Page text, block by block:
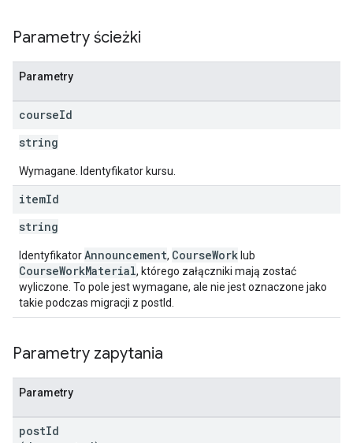
Parametry ścieżki
Parametry
courseId
string
Wymagane. Identyfikator kursu.
itemId
string
IdentyfikatorAnnouncement, CourseWork lub
CourseWorkMaterial, którego załączniki mają zostać
wyliczone. To pole jest wymagane, ale nie jest oznaczone jako
takie podczas migracji z postId.
Parametry zapytania
Parametry
postId